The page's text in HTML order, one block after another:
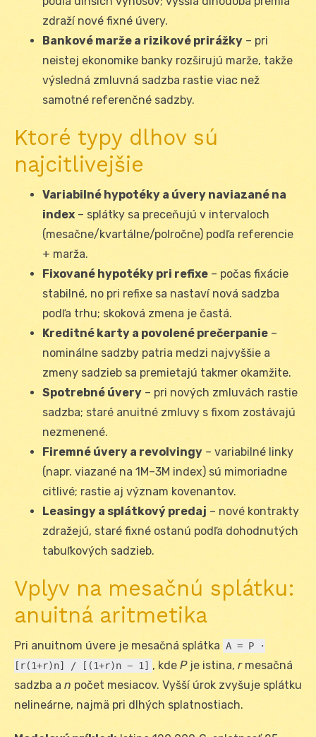
zdraží nové fixné úvery.
Bankové marže a rizikové prirážky – pri
neistej ekonomike banky rozširujú marže, takže
výsledná zmluvná sadzba rastie viac než
samotné referenčné sadzby.
Ktoré typy dlhov sú
najcitlivejšie
Variabilné hypotéky a úvery naviazané na
index – splátky sa preceňujú v intervaloch
(mesačne/kvartálne/polročne) podľa referencie
+ marža.
Fixované hypotéky pri refixe – počas fixácie
stabilné, no pri refixe sa nastaví nová sadzba
podľa trhu; skoková zmena je častá.
Kreditné karty a povolené prečerpanie –
nominálne sadzby patria medzi najvyššie a
zmeny sadzieb sa premietajú takmer okamžite.
Spotrebné úvery – pri nových zmluvách rastie
sadzba; staré anuitné zmluvy s fixom zostávajú
nezmenené.
Firemné úvery a revolvingy – variabilné linky
(napr. viazané na 1M–3M index) sú mimoriadne
citlivé; rastie aj význam kovenantov.
Leasingy a splátkový predaj – nové kontrakty
zdražejú, staré fixné ostanú podľa dohodnutých
tabuľkových sadzieb.
Vplyv na mesačnú splátku:
anuitná aritmetika
Pri anuitnom úvere je mesačná splátka A = P ·
[r(1+r)n] / [(1+r)n − 1] , kde Pje istina, rmesačná
sadzba a n počet mesiacov. Vyšší úrok zvyšuje splátku
nelineárne, najmä pri dlhých splatnostiach.